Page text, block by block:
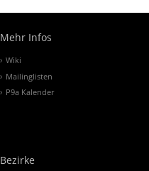
Mehr Infos
Wiki
Mailinglisten
P9a Kalender
Bezirke